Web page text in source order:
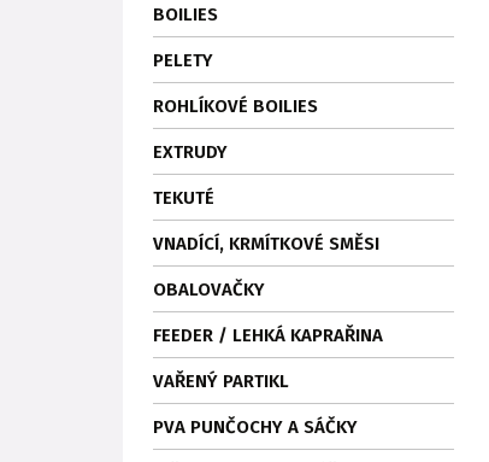
BOILIES
PELETY
ROHLÍKOVÉ BOILIES
EXTRUDY
TEKUTÉ
VNADÍCÍ, KRMÍTKOVÉ SMĚSI
OBALOVAČKY
FEEDER / LEHKÁ KAPRAŘINA
VAŘENÝ PARTIKL
PVA PUNČOCHY A SÁČKY